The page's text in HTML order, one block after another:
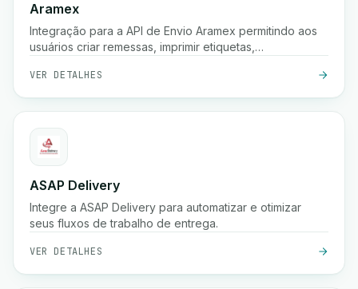
Aramex
Integração para a API de Envio Aramex permitindo aos
usuários criar remessas, imprimir etiquetas,
VER DETALHES
ASAP Delivery
Integre a ASAP Delivery para automatizar e otimizar
seus fluxos de trabalho de entrega.
VER DETALHES